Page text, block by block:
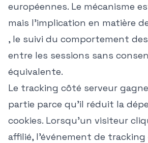
européennes. Le mécanisme
mais l'implication en matière
, le suivi du comportement
entre les sessions sans
équivalente.
Le tracking côté serveur
partie parce qu'il réduit la
cookies. Lorsqu'un visiteur
affilié, l'événement de